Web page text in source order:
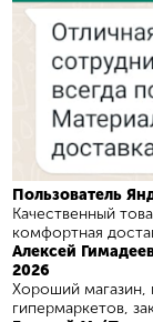
Пользователь
Качественный
комфортная
Алексей
2026
Хороший магазин,
гипермаркетов,